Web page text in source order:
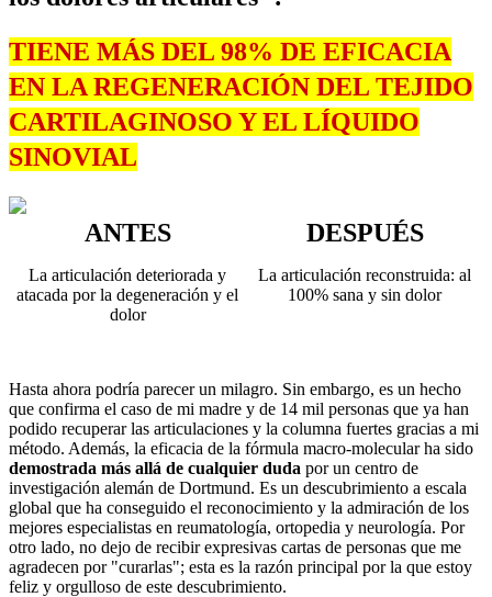
TIENE MÁS DEL 98% DE EFICACIA
EN LA REGENERACIÓN DEL TEJIDO
CARTILAGINOSO Y EL LÍQUIDO
SINOVIAL
ANTES
La articulación deteriorada y
atacada por la degeneración y el
dolor
DESPUÉS
La articulación reconstruida: al
100% sana y sin dolor
Hasta ahora podría parecer un milagro. Sin embargo, es un hecho
que confirma el caso de mi madre y de 14 mil personas que ya han
podido recuperar las articulaciones y la columna fuertes gracias a mi
método. Además, la eficacia de la fórmula macro-molecular ha sido
demostrada más allá de cualquier duda por un centro de
investigación alemán de Dortmund. Es un descubrimiento a escala
global que ha conseguido el reconocimiento y la admiración de los
mejores especialistas en reumatología, ortopedia y neurología. Por
otro lado, no dejo de recibir expresivas cartas de personas que me
agradecen por "curarlas"; esta es la razón principal por la que estoy
feliz y orgulloso de este descubrimiento.